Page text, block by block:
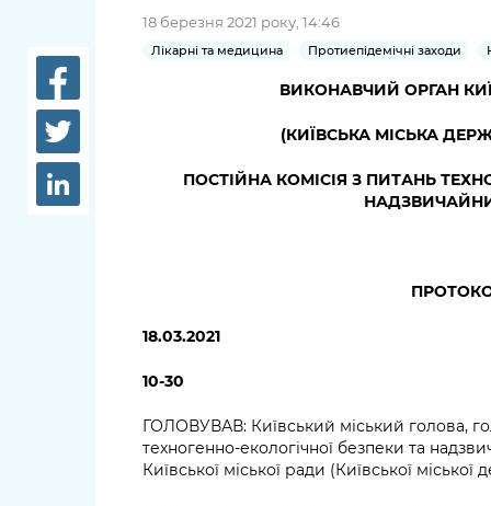
Структура
Рішення та розпорядження
Проєкти розпоряджень, що
КМВА
заклади
Дороги,
парковки
18 березня 2021 року, 14:46
Лікарні та медицина Протиепідемічні заходи
ВИКОНАВЧИЙ ОРГАН
(КИЇВСЬКА МІСЬКА
ПОСТІЙНА КОМІСІЯ З ПИТАНЬ
18.03.2021
10-30
ГОЛОВУВАВ: Київський міський голова,
техногенно-екологічної безпеки та
Київської міської ради (Київської